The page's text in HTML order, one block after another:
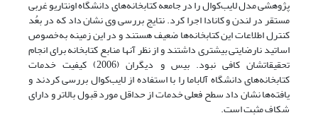
پژوهشی مدل لایب‌کوال را در جامعه کتابخانه‌های دانشگاه اونتاریو غربی
مستقر در لندن و کانادا اجرا کرد. نتایج بررسی وی نشان داد که در بعُد
کنترل اطلاعات این کتابخانه‌ها ضعیف هستند و در این زمینه به‌خصوص
اساتید نارضایتی بیشتری داشتند و از نظر آنها منابع کتابخانه برای انجام
تحقیقاتشان کافی نبود. بیس و دیگران (2006) کیفیت خدمات
کتابخانه‌های دانشگاه آلاباما را با استفاده از لایب‌کوال بررسی کردند و
یافته‌ها نشان داد سطح فعلی خدمات از حداقل مورد قبول بالاتر و دارای
شکاف مثبت است.